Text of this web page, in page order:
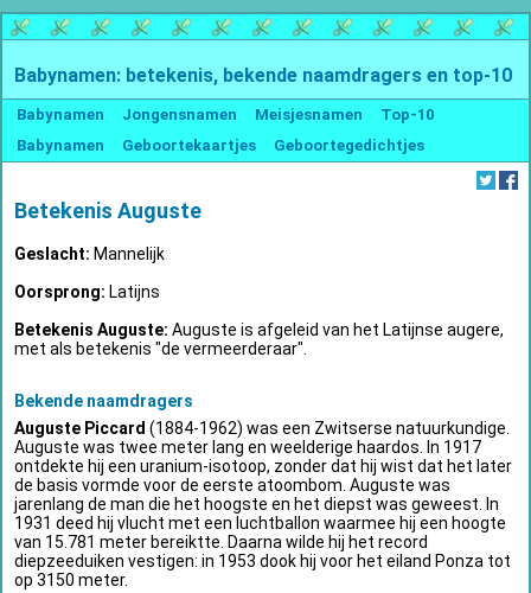
Babynamen: betekenis, bekende naamdragers en top-10
Babynamen Jongensnamen Meisjesnamen
Top-10
Babynamen
Geboortekaartjes Geboortegedichtjes
Betekenis Auguste
Geslacht: Mannelijk
Oorsprong: Latijns
Betekenis Auguste: Auguste is afgeleid van het Latijnse augere,
met als betekenis "de vermeerderaar".
Bekende naamdragers
Auguste Piccard (1884-1962) was een Zwitserse natuurkundige.
Auguste was twee meter lang en weelderige haardos. In 1917
ontdekte hij een uranium-isotoop, zonder dat hij wist dat het later
de basis vormde voor de eerste atoombom. Auguste was
jarenlang de man die het hoogste en het diepst was geweest. In
1931 deed hij vlucht met een luchtballon waarmee hij een hoogte
van 15.781 meter bereiktte. Daarna wilde hij het record
diepzeeduiken vestigen: in 1953 dook hij voor het eiland Ponza tot
op 3150 meter.